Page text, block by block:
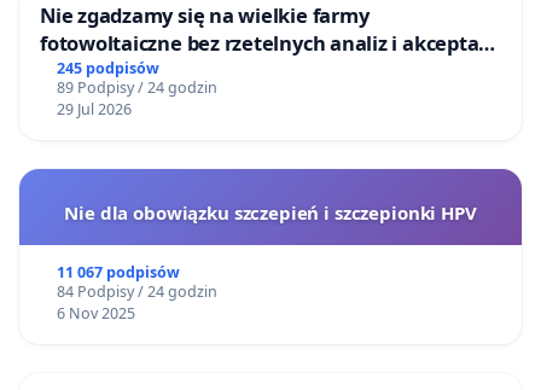
Nie zgadzamy się na wielkie farmy
fotowoltaiczne bez rzetelnych analiz i akceptacji
mieszkańców
245 podpisów
89 Podpisy / 24 godzin
29 Jul 2026
Nie dla obowiązku szczepień i szczepionki HPV
11 067 podpisów
84 Podpisy / 24 godzin
6 Nov 2025